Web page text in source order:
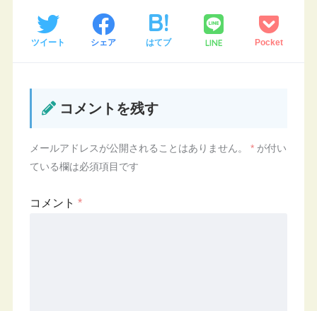
ツイート シェア はてブ LINE Pocket
コメントを残す
メールアドレスが公開されることはありません。 *が付い
ている欄は必須項目です
コメント *